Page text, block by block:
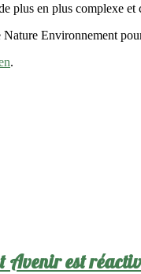
plus en plus complexe et
Environnement
.
Avenir est